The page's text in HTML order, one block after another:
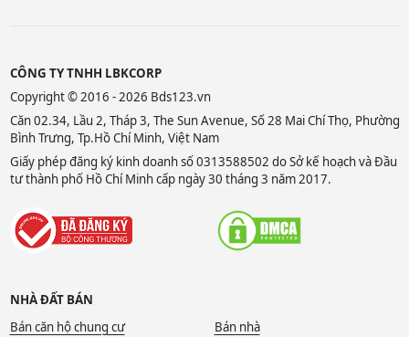
CÔNG TY TNHH LBKCORP
Copyright © 2016 - 2026 Bds123.vn
Căn 02.34, Lầu 2, Tháp 3, The Sun Avenue, Số 28 Mai Chí Thọ, Phường
Bình Trưng, Tp.Hồ Chí Minh, Việt Nam
Giấy phép đăng ký kinh doanh số 0313588502 do Sở kế hoạch và Đầu
tư thành phố Hồ Chí Minh cấp ngày 30 tháng 3 năm 2017.
NHÀ ĐẤT BÁN
Bán căn hộ chung cư
Bán nhà